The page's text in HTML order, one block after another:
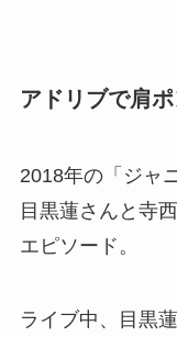
アドリブで肩
2018年の「ジャ
目黒蓮さんと寺
エピソード。
ライブ中、目黒